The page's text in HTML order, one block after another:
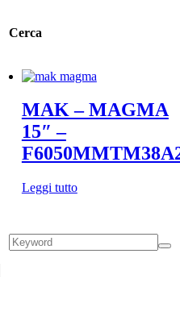
MAK – MAGMA
15″ –
Leggi tutto
Cerca